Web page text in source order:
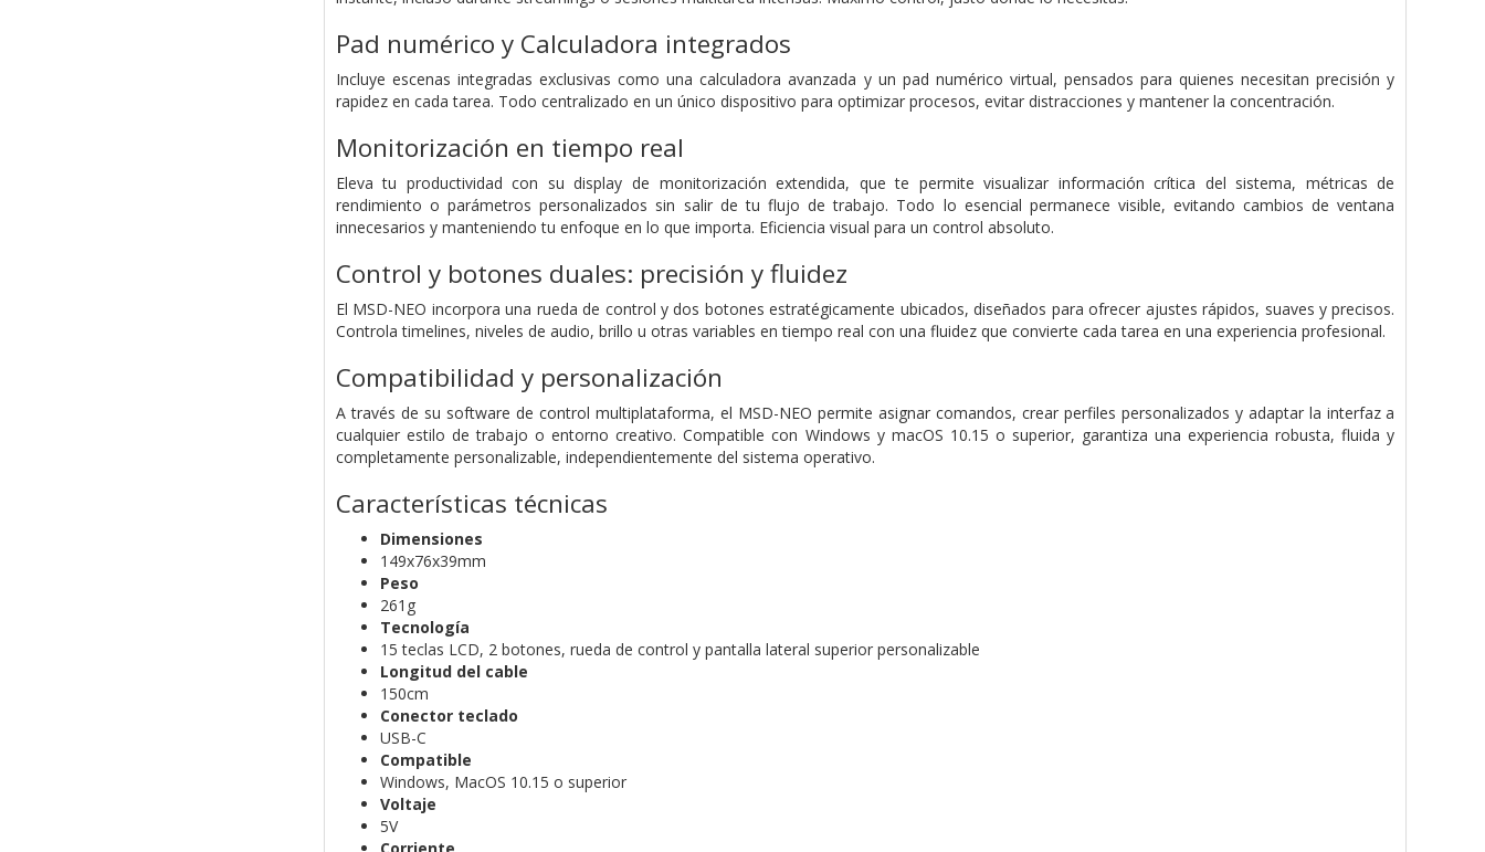
Pad numérico y Calculadora integrados
Incluye escenas integradas exclusivas como una calculadora avanzada y un pad numérico virtual, pensados para quienes necesitan precisión y
rapidez en cada tarea. Todo centralizado en un único dispositivo para optimizar procesos, evitar distracciones y mantener la concentración.
Monitorización en tiempo real
Eleva tu productividad con su display de monitorización extendida, que te permite visualizar información crítica del sistema, métricas de
rendimiento o parámetros personalizados sin salir de tu flujo de trabajo. Todo lo esencial permanece visible, evitando cambios de ventana
innecesarios y manteniendo tu enfoque en lo que importa. Eficiencia visual para un control absoluto.
Control y botones duales: precisión y fluidez
El MSD-NEO incorpora una rueda de control y dos botones estratégicamente ubicados, diseñados para ofrecer ajustes rápidos, suaves y precisos.
Controla timelines, niveles de audio, brillo u otras variables en tiempo real con una fluidez que convierte cada tarea en una experiencia profesional.
Compatibilidad y personalización
A través de su software de control multiplataforma, el MSD-NEO permite asignar comandos, crear perfiles personalizados y adaptar la interfaz a
cualquier estilo de trabajo o entorno creativo. Compatible con Windows y macOS 10.15 o superior, garantiza una experiencia robusta, fluida y
completamente personalizable, independientemente del sistema operativo.
Características técnicas
Dimensiones
149x76x39mm
Peso
261g
Tecnología
15 teclas LCD, 2 botones, rueda de control y pantalla lateral superior personalizable
Longitud del cable
150cm
Conector teclado
USB-C
Compatible
Windows, MacOS 10.15 o superior
Voltaje
5V